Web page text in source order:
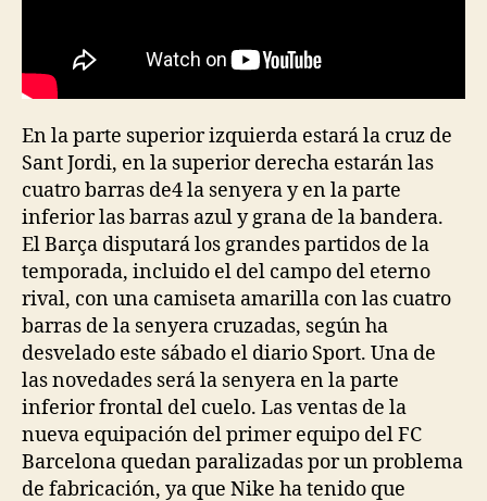
En la parte superior izquierda estará la cruz de
Sant Jordi, en la superior derecha estarán las
cuatro barras de4 la senyera y en la parte
inferior las barras azul y grana de la bandera.
El Barça disputará los grandes partidos de la
temporada, incluido el del campo del eterno
rival, con una camiseta amarilla con las cuatro
barras de la senyera cruzadas, según ha
desvelado este sábado el diario Sport. Una de
las novedades será la senyera en la parte
inferior frontal del cuelo. Las ventas de la
nueva equipación del primer equipo del FC
Barcelona quedan paralizadas por un problema
de fabricación, ya que Nike ha tenido que